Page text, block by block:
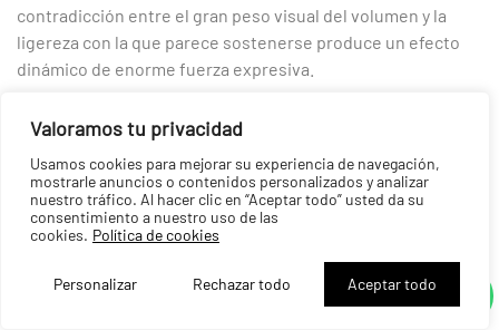
Valoramos tu privacidad
Usamos cookies para mejorar su experiencia de navegación,
mostrarle anuncios o contenidos personalizados y analizar
nuestro tráfico. Al hacer clic en “Aceptar todo” usted da su
consentimiento a nuestro uso de las
cookies. Política de cookies
Personalizar Rechazar todo Aceptar todo
contradicción entre el gran peso visual del volumen y la
ligereza con la que parece sostenerse produce un efecto
dinámico de enorme fuerza expresiva.
arquitectónica. Frente al predominio del blanco o del
hormigón desnudo característico del racionalismo clásico,
Fernández-Albalat convierte el revestimiento amarillo en
un auténtico elemento compositivo que individualiza el
edificio y rompe la monotonía habitual de los espacios
superficial para convertirse en un recurso expresivo capaz